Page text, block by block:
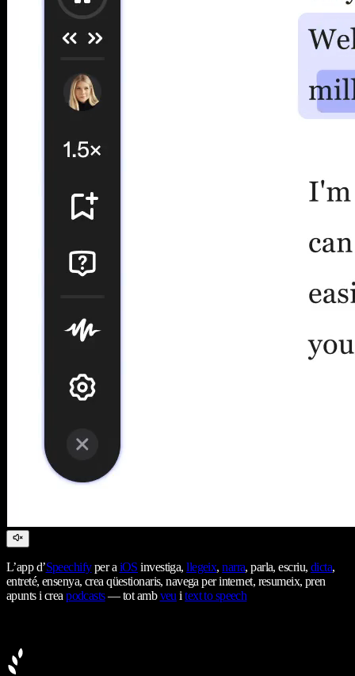
L’app d’Speechifyper aiOS investiga,llegeix,narra, parla, escriu, dicta,
entreté, ensenya, crea qüestionaris, navega per internet, resumeix, pren
apunts i creapodcasts— tot ambveuitext to speech